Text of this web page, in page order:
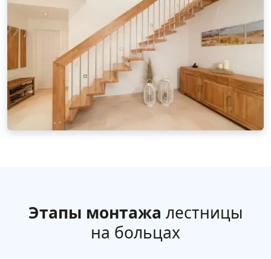
Этапы монтажа лестницы
на больцах